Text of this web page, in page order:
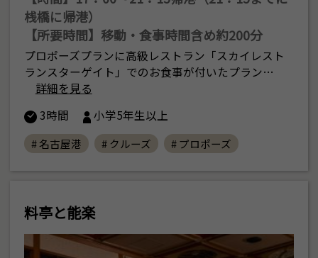
桟橋に帰港）
【所要時間】移動・食事時間含め約200分
プロポーズプランに高級レストラン「スカイレスト
ランスターゲイト」でのお食事が付いたプラン…
詳細を見る
3時間
小学5年生以上
# 名古屋港 # クルーズ # プロポーズ
料亭と能楽